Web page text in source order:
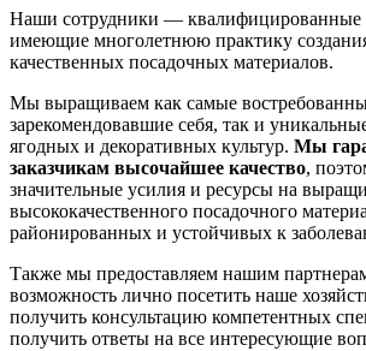
Наши сотрудники — квалифицированные
имеющие многолетнюю практику
качественных посадочных материалов.
Мы выращиваем как самые
зарекомендовавшие себя, так и
ягодных и декоративных культур. Мы
заказчикам высочайшее качество,
значительные усилия и ресурсы на
высококачественного посадочного
районированных и устойчивых к
Также мы предоставляем нашим
возможность лично посетить наше
получить консультацию компетентных
получить ответы на все интересующие